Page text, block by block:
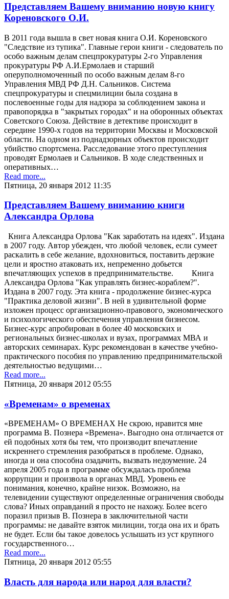
Представляем Вашему вниманию новую книгу
Кореновского О.И.
В 2011 года вышла в свет новая книга О.И. Кореновского
"Следствие из тупика". Главные герои книги - следователь по
особо важным делам спецпрокуратуры 2-го Управления
прокуратуры РФ А.И.Ермолаев и старший
оперуполномоченный по особо важным делам 8-го
Управления МВД РФ Д.Н. Сальников. Система
спецпрокуратуры и спецмилиции была создана в
послевоенные годы для надзора за соблюдением закона и
правопорядка в "закрытых городах" и на оборонных объектах
Советского Союза. Действие в детективе происходит в
середине 1990-х годов на территории Москвы и Московской
области. На одном из поднадзорных объектов происходит
убийство спортсмена. Расследование этого преступления
проводят Ермолаев и Сальников. В ходе следственных и
оперативных…
Read more...
Пятница, 20 января 2012 11:35
Представляем Вашему вниманию книги
Александра Орлова
Книга Александра Орлова "Как заработать на идеях". Издана
в 2007 году. Автор убежден, что любой человек, если сумеет
раскалить в себе желание, вдохновиться, поставить дерзкие
цели и яростно атаковать их, непременно добьется
впечатляющих успехов в предпринимательстве. Книга
Александра Орлова "Как управлять бизнес-кораблем?".
Издана в 2007 году. Эта книга - продолжение бизнес-курса
"Практика деловой жизни". В ней в удивительной форме
изложен процесс организационно-правового, экономического
и психологического обеспечения управления бизнесом.
Бизнес-курс апробирован в более 40 московских и
региональных бизнес-школах и вузах, программах МВА и
авторских семинарах. Курс рекомендован в качестве учебно-
практического пособия по управлению предпринимательской
деятельностью ведущими…
Read more...
Пятница, 20 января 2012 05:55
«Временам» о временах
«ВРЕМЕНАМ» О ВРЕМЕНАХ Не скрою, нравится мне
программа В. Познера «Времена». Выгодно она отличается от
ей подобных хотя бы тем, что производит впечатление
искреннего стремления разобраться в проблеме. Однако,
иногда и она способна озадачить, вызвать недоумение. 24
апреля 2005 года в программе обсуждалась проблема
коррупции и произвола в органах МВД. Уровень ее
понимания, конечно, крайне низок. Возможно, на
телевидении существуют определенные ограничения свободы
слова? Иных оправданий я просто не нахожу. Более всего
поразил призыв В. Познера в заключительной части
программы: не давайте взяток милиции, тогда она их и брать
не будет. Если бы такое довелось услышать из уст крупного
государственного…
Read more...
Пятница, 20 января 2012 05:55
Власть для народа или народ для власти?